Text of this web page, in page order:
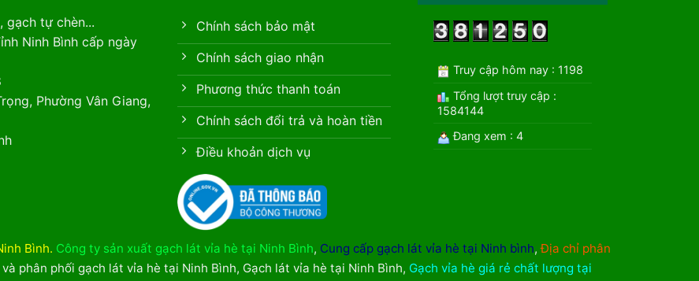
gạch tự chèn...
Ninh Bình cấp ngày
Phường Vân Giang,
Chính sách bảo mật
Chính sách giao nhận
Phương thức thanh toán
Chính sách đổi trả và hoàn tiền
Điều khoản dịch vụ
Truy cập hôm nay : 1198
Tổng lượt truy cập :
1584144
Đang xem : 4
Bình. Công ty sản xuất gạch lát vỉa hè tại Ninh Bình, Cung cấp gạch lát vỉa hè tại Ninh bình,Địa chỉ phân
phân phối gạch lát vỉa hè tại Ninh Bình, Gạch lát vỉa hè tại Ninh Bình, Gạch vỉa hè giá rẻ chất lượng tại